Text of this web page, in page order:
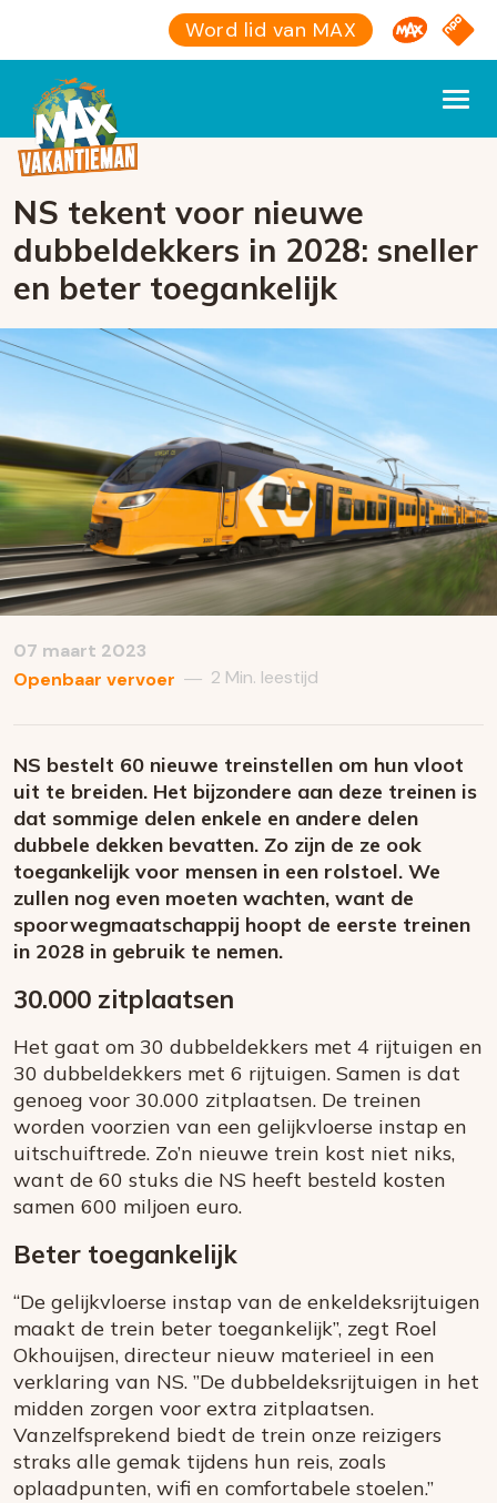
Word lid van MAX Omroep
NPO
NS tekent voor nieuwe
dubbeldekkers in 2028: sneller
en beter toegankelijk
07 maart 2023
Openbaar vervoer — 2 Min. leestijd
NS bestelt 60 nieuwe treinstellen om hun vloot
uit te breiden. Het bijzondere aan deze treinen is
dat sommige delen enkele en andere delen
dubbele dekken bevatten. Zo zijn de ze ook
toegankelijk voor mensen in een rolstoel. We
zullen nog even moeten wachten, want de
spoorwegmaatschappij hoopt de eerste treinen
in 2028 in gebruik te nemen.
30.000 zitplaatsen
Het gaat om 30 dubbeldekkers met 4 rijtuigen en
30 dubbeldekkers met 6 rijtuigen. Samen is dat
genoeg voor 30.000 zitplaatsen. De treinen
worden voorzien van een gelijkvloerse instap en
uitschuiftrede. Zo’n nieuwe trein kost niet niks,
want de 60 stuks die NS heeft besteld kosten
samen 600 miljoen euro.
Beter toegankelijk
“De gelijkvloerse instap van de enkeldeksrijtuigen
maakt de trein beter toegankelijk’’, zegt Roel
Okhouijsen, directeur nieuw materieel in een
verklaring van NS. ”De dubbeldeksrijtuigen in het
midden zorgen voor extra zitplaatsen.
Vanzelfsprekend biedt de trein onze reizigers
straks alle gemak tijdens hun reis, zoals
oplaadpunten, wifi en comfortabele stoelen.’’